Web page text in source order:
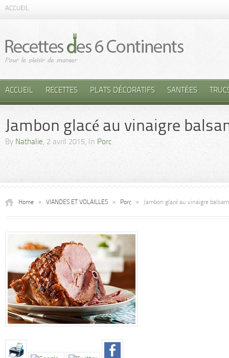
ACCUEIL
ACCUEIL RECETTES PLATS DÉCORATIFS SANTÉES
Jambon glacé au vinaigre
By Nathalie, 2 avril 2015, In Porc
Home » VIANDES ET VOLAILLES » Porc » Jambon glacé au vinaigre